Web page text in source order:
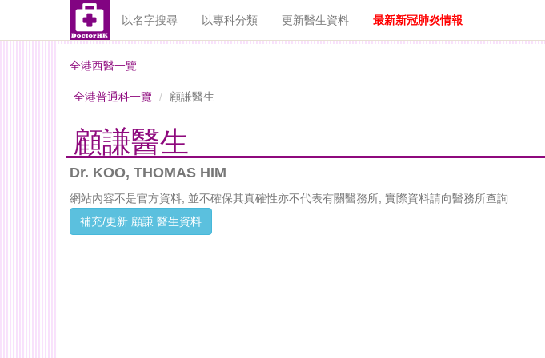
以名字搜尋 以專科分類 更新醫生資料 最新新冠肺炎情報
全港西醫一覽
全港普通科一覽 顧謙醫生
顧謙醫生
Dr. KOO, THOMAS HIM
網站內容不是官方資料, 並不確保其真確性亦不代表有關醫務所, 實際資料請向醫務所查詢
補充/更新 顧謙 醫生資料